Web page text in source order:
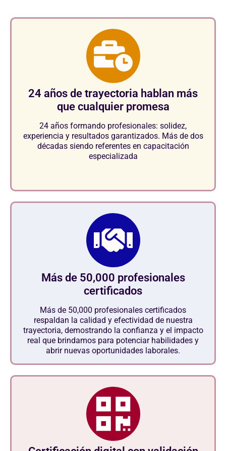
24 años de trayectoria hablan más
que cualquier promesa
24 años formando profesionales: solidez,
experiencia y resultados garantizados. Más de dos
décadas siendo referentes en capacitación
especializada
Más de 50,000 profesionales
certificados
Más de 50,000 profesionales certificados
respaldan la calidad y efectividad de nuestra
trayectoria, demostrando la confianza y el impacto
real que brindamos para potenciar habilidades y
abrir nuevas oportunidades laborales.